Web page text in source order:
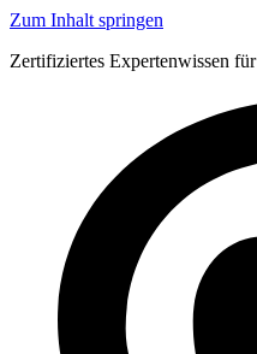
Zum Inhalt springen
Zertifiziertes Expertenwissen